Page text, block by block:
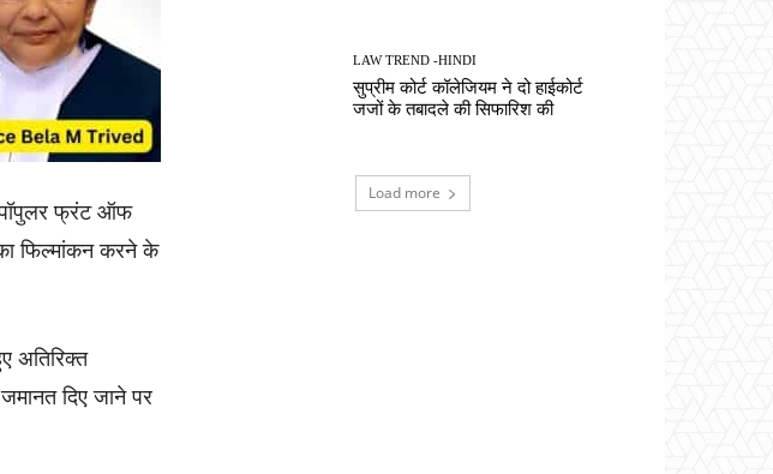
पॉपुलर फ्रंट ऑफ
फिल्मांकन करने के
अतिरिक्त
दिए जाने पर
LAW TREND -HINDI
सुप्रीम कोर्ट कॉलेजियम ने दो हाईकोर्ट
जजों के तबादले की सिफारिश की
Load more